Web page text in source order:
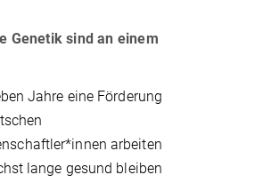
Genetik sind an einem
Jahre eine Förderung
arbeiten
lange gesund bleiben